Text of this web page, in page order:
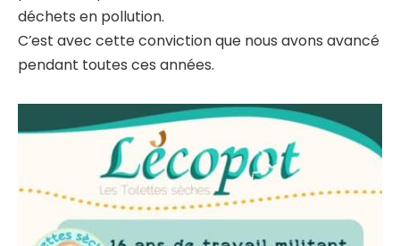
déchets en pollution.
C’est avec cette conviction que nous avons avancé
pendant toutes ces années.